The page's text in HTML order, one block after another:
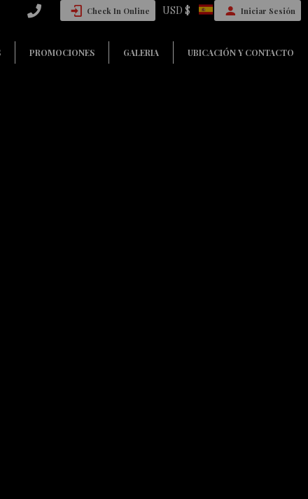
PROMOCIONES GALERIA UBICACIÓN Y CONTACTO
Check In Online USD $ Iniciar Sesión